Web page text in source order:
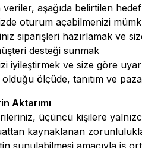
aşağıda belirtilen
oturum açabilmenizi
siparişleri hazırlamak ve
desteği sunmak
iyileştirmek ve size göre
ölçüde, tanıtım ve
Aktarımı
üçüncü kişilere
kaynaklanan
sunulabilmesi amacıyla iş